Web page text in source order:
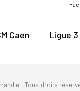
Caen Ligue 3
- Tous droits